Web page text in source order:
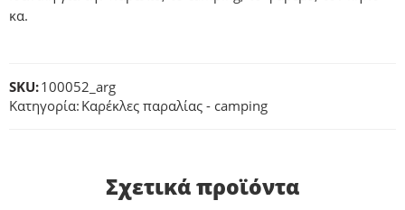
κα.
SKU:100052_arg
Κατηγορία: Καρέκλες παραλίας - camping
Σχετικά προϊόντα